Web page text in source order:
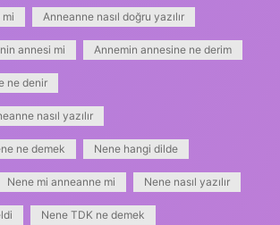
Anneanne nasıl doğru yazılır
annesi mi Annemin annesine ne derim
ne denir
nasıl yazılır
ne demek Nene hangi dilde
Nene mi anneanne mi Nene nasıl yazılır
Nene TDK ne demek